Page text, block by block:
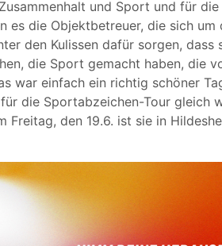
und Sport und für
es die Objektbetreuer, die sich
den Kulissen dafür sorgen, dass
die Sport gemacht haben, die
war einfach ein richtig schöner
die Sportabzeichen-Tour gleich
Freitag, den 19.6. ist sie in